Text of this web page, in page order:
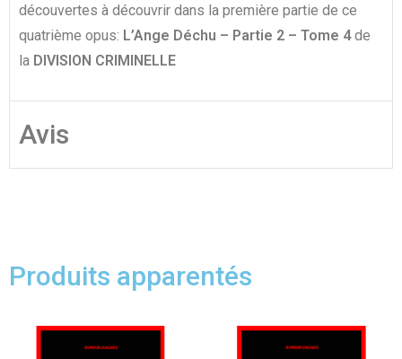
découvertes à découvrir dans la première partie de ce
quatrième opus: L’Ange Déchu – Partie 2 – Tome 4de
la DIVISION CRIMINELLE
Avis
Produits apparentés